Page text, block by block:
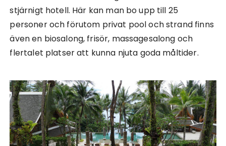
stjärnigt hotell. Här kan man bo upp till 25
personer och förutom privat pool och strand finns
även en biosalong, frisör, massagesalong och
flertalet platser att kunna njuta goda måltider.